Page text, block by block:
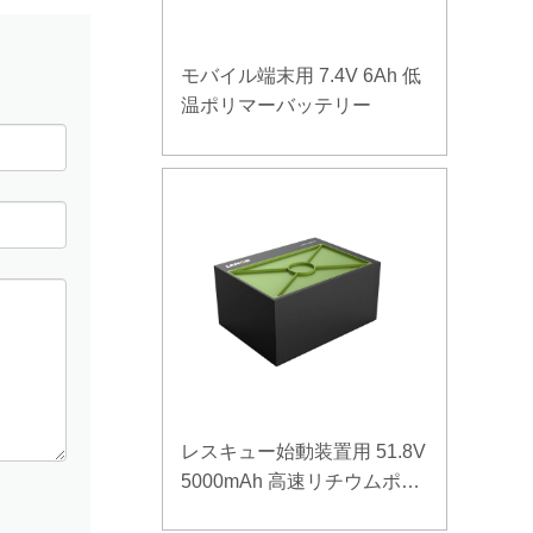
モバイル端末用 7.4V 6Ah 低
温ポリマーバッテリー
レスキュー始動装置用 51.8V
5000mAh 高速リチウムポリ